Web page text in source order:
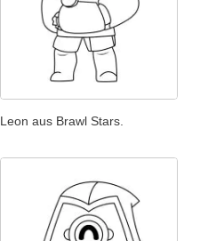
Leon aus Brawl Stars.